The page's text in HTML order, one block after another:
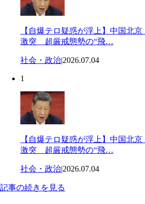
【自爆テロ疑惑が浮上】中国北
激突 超厳戒態勢の“飛…
社会・政治|2026.07.04
1
【自爆テロ疑惑が浮上】中国北
激突 超厳戒態勢の“飛…
社会・政治|2026.07.04
記事の続きを見る